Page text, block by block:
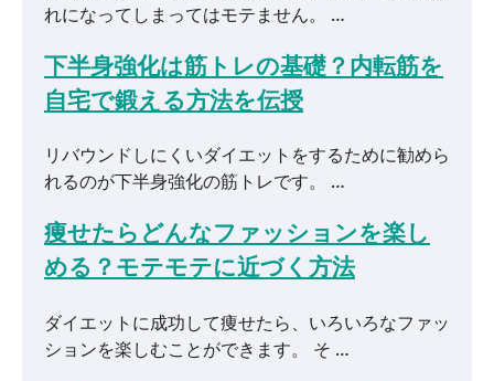
れになってしまってはモテません。 …
下半身強化は筋トレの基礎？内転筋を
自宅で鍛える方法を伝授
リバウンドしにくいダイエットをするために勧めら
れるのが下半身強化の筋トレです。 …
痩せたらどんなファッションを楽し
める？モテモテに近づく方法
ダイエットに成功して痩せたら、いろいろなファッ
ションを楽しむことができます。 そ …